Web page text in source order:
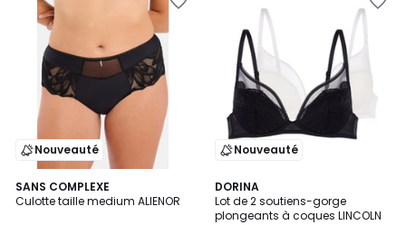
Nouveauté
SANS COMPLEXE
Culotte taille medium ALIENOR
Nouveauté
DORINA
Lot de 2 soutiens-gorge
plongeants à coques LINCOLN